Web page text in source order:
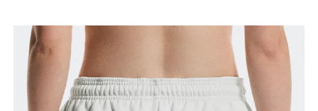
estiradas, mide la distancia entre la ingle y el tobillo
por la parte interior de la pierna.